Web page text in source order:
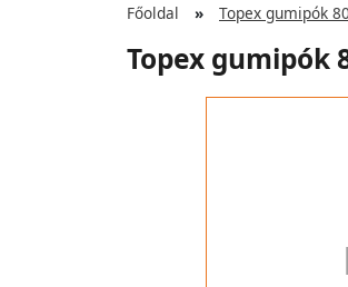
Főoldal Topex gumipók
Topex gumipók